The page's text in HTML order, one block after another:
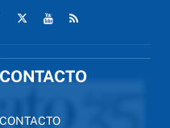
CONTACTO
CONTACTO